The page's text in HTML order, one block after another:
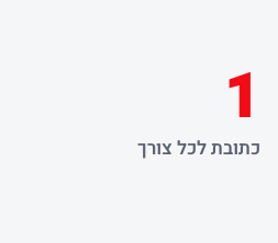
1
כתובת לכל צורך